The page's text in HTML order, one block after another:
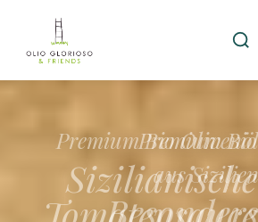
Premium Bio
Sizilianische